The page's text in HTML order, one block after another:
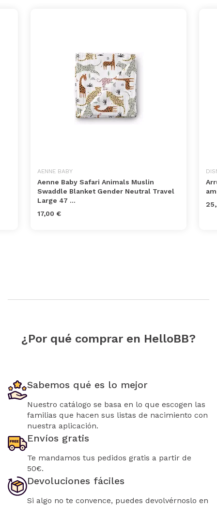
AENNE BABY
Aenne Baby Safari Animals Muslin
Swaddle Blanket Gender Neutral Travel
Large 47 ...
17,00 €
¿Por qué comprar en HelloBB?
Sabemos qué es lo mejor
Nuestro catálogo se basa en lo que escogen las
familias que hacen sus listas de nacimiento con
nuestra aplicación.
Envíos gratis
Te mandamos tus pedidos gratis a partir de
50€.
Devoluciones fáciles
Si algo no te convence, puedes devolvérnoslo en